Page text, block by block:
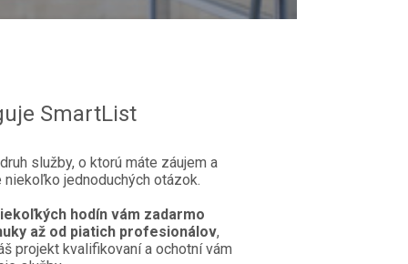
SmartList
služby, o ktorú máte záujem a
jednoduchých otázok.
hodín vám zadarmo
až od piatich profesionálov,
projekt kvalifikovaní a ochotní vám